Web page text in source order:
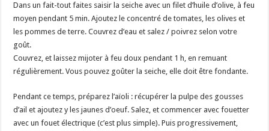
Dans un fait-tout faites saisir la seiche avec un filet d’huile d’olive, à feu
moyen pendant 5 min. Ajoutez le concentré de tomates, les olives et
les pommes de terre. Couvrez d’eau et salez / poivrez selon votre
goût.
Couvrez, et laissez mijoter à feu doux pendant 1 h, en remuant
régulièrement. Vous pouvez goûter la seiche, elle doit être fondante.
Pendant ce temps, préparez l’aïoli : récupérer la pulpe des gousses
d’ail et ajoutez y les jaunes d’oeuf. Salez, et commencer avec fouetter
avec un fouet électrique (c’est plus simple). Puis progressivement,